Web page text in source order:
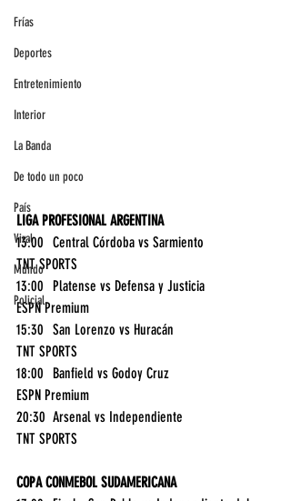
Frías
Deportes
Entretenimiento
Interior
La Banda
De todo un poco
País
Viral
Mundo
Policial
LIGA PROFESIONAL ARGENTINA
TNT SPORTS
ESPN Premium
TNT SPORTS
ESPN Premium
TNT SPORTS
COPA CONMEBOL SUDAMERICANA